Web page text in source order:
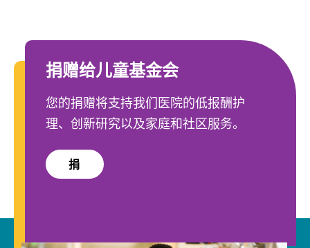
捐赠给儿童基金会
您的捐赠将支持我们医院的低报酬护
理、创新研究以及家庭和社区服务。
捐